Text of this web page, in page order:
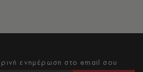
ενημέρωση στο email σου